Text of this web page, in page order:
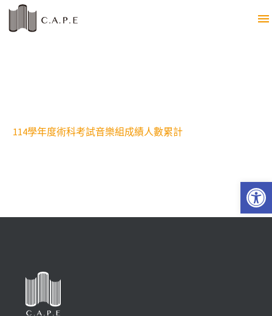
114學年度術科考試音樂組成績人數累計